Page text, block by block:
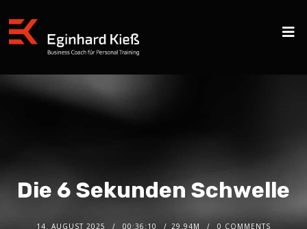
Die 6 Sekunden Schwelle
14. AUGUST 2025 00:36:10 29.94M 0 COMMENTS